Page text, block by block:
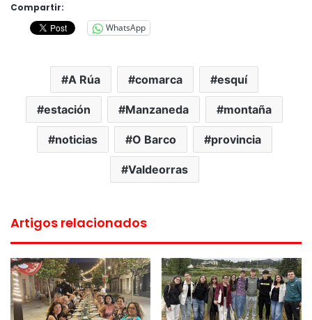
Compartir:
WhatsApp
A Rúa comarca esquí
estación Manzaneda montaña
noticias O Barco provincia
Valdeorras
Artigos relacionados